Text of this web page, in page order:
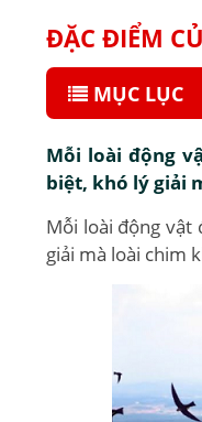
ĐẶC ĐIỂM
MỤC LỤC
Mỗi loài động
biệt, khó lý giải
Mỗi loài động
giải mà loài chim